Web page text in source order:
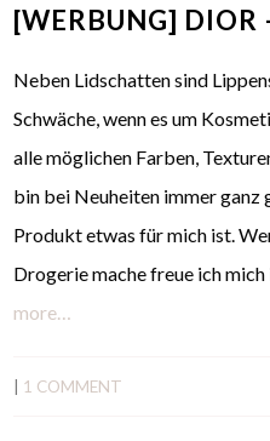
[WERBUNG] DIOR
Neben Lidschatten sind
Schwäche, wenn es um
alle möglichen Farben,
bin bei Neuheiten immer ganz
Produkt etwas für mich ist.
Drogerie mache freue ich
more…
1 COMMENT